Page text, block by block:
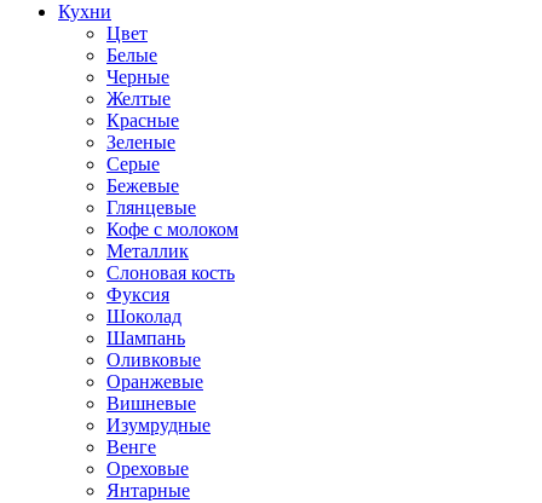
Кухни
Цвет
Белые
Черные
Желтые
Красные
Зеленые
Серые
Бежевые
Глянцевые
Кофе с молоком
Металлик
Слоновая кость
Фуксия
Шоколад
Шампань
Оливковые
Оранжевые
Вишневые
Изумрудные
Венге
Ореховые
Янтарные